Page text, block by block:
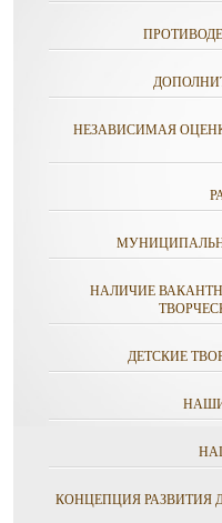
НЕЗАВИСИМАЯ
НАЛИЧИЕ
ДЕТСКИЕ
КОНЦЕПЦИЯ РАЗВИТИЯ